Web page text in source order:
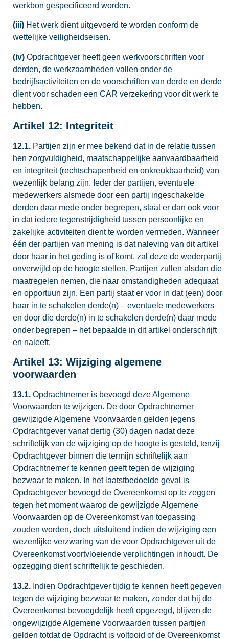
werkbon gespecificeerd worden.
(iii) Het werk dient uitgevoerd te worden conform de
wettelijke veiligheidseisen.
(iv) Opdrachtgever heeft geen werkvoorschriften voor
derden, de werkzaamheden vallen onder de
bedrijfsactiviteiten en de voorschriften van derde en derde
dient voor schaden een CAR verzekering voor dit werk te
hebben.
Artikel 12: Integriteit
12.1. Partijen zijn er mee bekend dat in de relatie tussen
hen zorgvuldigheid, maatschappelijke aanvaardbaarheid
en integriteit (rechtschapenheid en onkreukbaarheid) van
wezenlijk belang zijn. Ieder der partijen, eventuele
medewerkers alsmede door een partij ingeschakelde
derden daar mede onder begrepen, staat er dan ook voor
in dat iedere tegenstrijdigheid tussen persoonlijke en
zakelijke activiteiten dient te worden vermeden. Wanneer
één der partijen van mening is dat naleving van dit artikel
door haar in het geding is of komt, zal deze de wederpartij
onverwijld op de hoogte stellen. Partijen zullen alsdan die
maatregelen nemen, die naar omstandigheden adequaat
en opportuun zijn. Een partij staat er voor in dat (een) door
haar in te schakelen derde(n) – eventuele medewerkers
en door die derde(n) in te schakelen derde(n) daar mede
onder begrepen – het bepaalde in dit artikel onderschrijft
en naleeft.
Artikel 13: Wijziging algemene
voorwaarden
13.1. Opdrachtnemer is bevoegd deze Algemene
Voorwaarden te wijzigen. De door Opdrachtnemer
gewijzigde Algemene Voorwaarden gelden jegens
Opdrachtgever vanaf dertig (30) dagen nadat deze
schriftelijk van de wijziging op de hoogte is gesteld, tenzij
Opdrachtgever binnen die termijn schriftelijk aan
Opdrachtnemer te kennen geeft tegen de wijziging
bezwaar te maken. In het laatstbedoelde geval is
Opdrachtgever bevoegd de Overeenkomst op te zeggen
tegen het moment waarop de gewijzigde Algemene
Voorwaarden op de Overeenkomst van toepassing
zouden worden, doch uitsluitend indien de wijziging een
wezenlijke verzwaring van de voor Opdrachtgever uit de
Overeenkomst voortvloeiende verplichtingen inhoudt. De
opzegging dient schriftelijk te geschieden.
13.2. Indien Opdrachtgever tijdig te kennen heeft gegeven
tegen de wijziging bezwaar te maken, zonder dat hij de
Overeenkomst bevoegdelijk heeft opgezegd, blijven de
ongewijzigde Algemene Voorwaarden tussen partijen
gelden totdat de Opdracht is voltooid of de Overeenkomst